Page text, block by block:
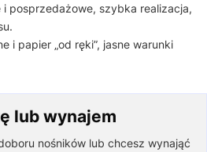
posprzedażowe, szybka realizacja,
i papier „od ręki”, jasne warunki
lub wynajem
nośników lub chcesz wynająć